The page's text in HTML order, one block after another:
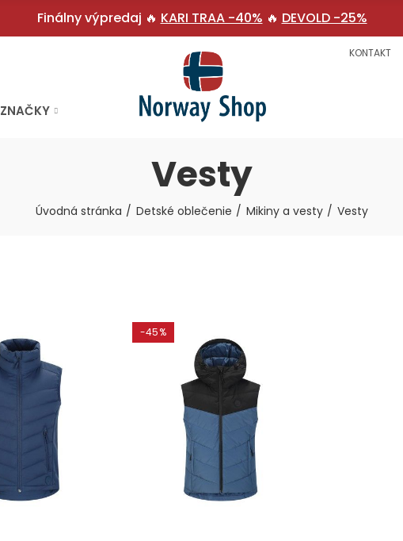
Finálny výpredaj 🔥 KARI TRAA -40% 🔥 DEVOLD -25%
KONTAKT
ZNAČKY
Vesty
Úvodná stránka Detské oblečenie Mikiny a vesty Vesty
-45%